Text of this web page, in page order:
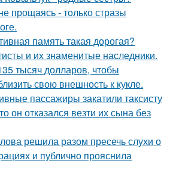
прощаясь - только стразы
память такая дорогая?
и их знаменитые наследники.
тысяч долларов, чтобы
свою внешность к кукле.
пассажиры закатили таксисту
он отказался везти их сына без
решила разом пресечь слухи о
и публично прояснила